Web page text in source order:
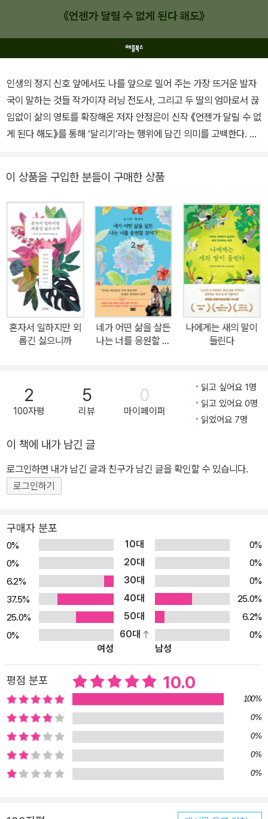
인생의 정지 신호 앞에서도 나를 앞으로 밀어 주는 가장 뜨거운 발자
국이 말하는 것들 작가이자 러닝 전도사, 그리고 두 딸의 엄마로서 끊
임없이 삶의 영토를 확장해온 저자 안정은이 신작 《언젠가 달릴 수 없
게 된다 해도》를 통해 ‘달리기’라는 행위에 담긴 의미를 고백한다. 높
일 트레일러닝을 완주한 저자에게 달리기는 더 이상 기록 단축을 위
한 스포츠가 아니었다. 1부에서는 거창한 결심 대신 운동화 끈을 묶는
행위로부터 시작해, 엄마로서의 달리기, 아침과 저녁의 달리기 등 일
상의 결을 정돈하고 오늘을 버틸 나를 미리 만들어 두는 ‘자기 신뢰’의
과정을 밀도 있게 담아냈다. 2부에서는 불안을 줄이고 욕심의 무게를
덜어내는 연습, 길을 잃어본 러너만이 발견할 수 있는 삶의 선물 등 달
리기를 통해 얻은 통찰을 공유한다. 이 책은 달리기를 권하는 예찬서
가 아니다. 오히려 달리기가 멈추는 순간에도 '내가 나를 놓지 않는 방
식'에 대한 단단한 고백이다. 저자에게 달리기는 거창한 결심이 아니
라 삶을 계속 살아있게 만드는 뜨거움이며, 피니시라인을 다시 출발
있는 모든 이들에게 이 책은 흔들림 속에서도 다시 나아갈 수 있는 다
정한 제안이 되어줄 것이다. 나의 가장 큰 부분을 이루는 것이 사라져
던 시절, 저자 안정은을 다시 일으켜 세운 것은 '달리기'였다. 사막을
달리고 기부 러닝을 이끌며 대한민국 '러닝전도사'로 자리 잡은 지금,
저자는 역설적으로 ‘상실’과 ‘멈춤’을 응시한다. 내 삶의 가장 큰 부분
일 수 있을까? 신간 《언젠가 달릴 수 없게 된다 해도》는 이 도발적인
‘What if(만약)’라는 질문에서 시작된다. 지금은 ‘러닝 전도사’인 그
도 처음 달리기를 시작했을 때는 지옥 같은 고통을 느꼈다고 한다. 그
러면서도 ‘그 고통이 싫지 않았다’는 고백이 절절하다. 이전까지 그가
느꼈던 고통에는 이유도, 이름도 없었기 때문이다. 왜 나만 제외되어
야 했는지 설명할 수 없었던 고통과 달리, 달리기로 인한 고통에는 명
확한 이유가 있었다. 숨이 차니까 폐가 아프고, 달리니까 다리가 아팠
다. 달리기는 문제를 해결해 주지는 못했지만, 그래도 하루를 통과할
수 있게 해줬다. 지금 아무것도 할 수 없을 것 같은 이들에게 ‘달리지
않더라도 운동화를 신고 끈이라도 묶어 보라’는 조언이 더 따뜻하게
다가오는 이유다. 신발이 내 발뒤꿈치를 안정적으로 감싸는 기분. 밖
으로 나갈 준비는 된 듯한 감각. 이런 것들이 하루를 한 겹 더 쌓아 올
리게 한다는 것을 저자 안정은 누구보다 잘 알고 있다. 이 책은 단순한
달리기 예찬론을 넘어, 인생의 예기치 못한 ‘멈춤’에 대비하는 단단한
마음 근육을 다룬다. 저자는 “완주는 ‘잘했다’가 아닌 ‘살았다’였다”고
고백하며, 달리기가 우리를 완성시키는 것이 아니라 계속해서 살아있
이 상품을 구입한 분들이 구매한 상품
혼자서 일하지만 외
롭긴 싫으니까
네가 어떤 삶을 살든
나는 너를 응원할 것
나에게는 새의 말이
들린다
2
100자평
5
리뷰
0
마이페이퍼
읽고 싶어요 1명
읽고 있어요 0명
읽었어요 7명
이 책에 내가 남긴 글
로그인하면 내가 남긴 글과 친구가 남긴 글을 확인할 수 있습니다.
로그인하기
구매자 분포
0% 10대
0%
0%
20대
0%
6.2%
30대
0%
37.5%
40대
25.0%
25.0%
50대
6.2%
0%
60대
0%
여성
남성
평점 분포 10.0
100%
0%
0%
0%
0%